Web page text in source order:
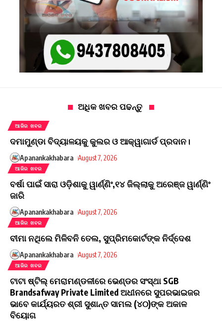
ଅଧିକ ଖବର ପଢନ୍ତୁ
ଆଜିର ଖବର
ଦମାମୁଣ୍ଡା ବିଦ୍ୟାଳୟକୁ କୁଲର ଓ ଆକ୍ୱାଗାର୍ଡ ପ୍ରଦାନ।
Apanankakhabara August 7, 2026
ଆଜିର ଖବର
ବର୍ଷା ପାଇଁ ସାରା ଓଡ଼ିଶାକୁ ୱାର୍ଣ୍ଣିଂ,୧୪ ଜିଲ୍ଲାକୁ ଅରେଞ୍ଜ ୱାର୍ଣ୍ଣିଂ
ଜାରି
Apanankakhabara August 7, 2026
ଆଜିର ଖବର
ବୀମା ନଥିଲେ ମିଳିବନି ତେଲ, ସୁପ୍ରିମକୋର୍ଟଙ୍କ ନିର୍ଦ୍ଦେଶ
Apanankakhabara August 7, 2026
ଆଜିର ଖବର
ଟାଟା ଷ୍ଟିଲ୍ ମେରାମଣ୍ଡଳୀରେ ଭେଣ୍ଡର ସଂସ୍ଥା SGB
Brandsafway Private Limited ଅଧୀନରେ ସୁପରଭାଇଜର
ଭାବେ କାର୍ଯ୍ୟରତ ଶ୍ରୀ ସୁଶାନ୍ତ ସାମଲ (୪୦)ଙ୍କ ଅକାଳ
ବିୟୋଗ